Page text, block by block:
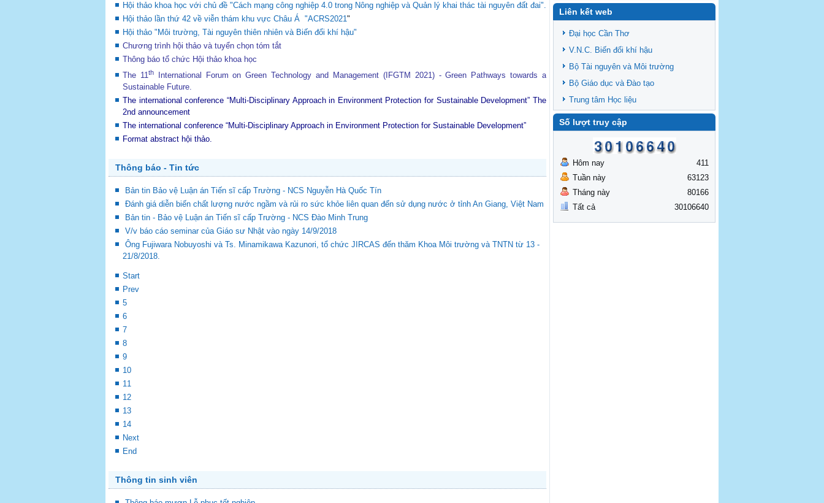
Hội thảo khoa học với chủ đề "Cách mạng công nghiệp 4.0 trong Nông nghiệp và Quản lý khai thác tài nguyên đất đai".
Hội thảo lần thứ 42 về viễn thám khu vực Châu Á "ACRS2021"
Hội thảo "Môi trường, Tài nguyên thiên nhiên và Biến đổi khí hậu"
Chương trình hội thảo và tuyển chọn tóm tắt
Thông báo tổ chức Hội thảo khoa học
The 11thInternational Forum on Green Technology and Management (IFGTM 2021) - Green Pathways towards a
Sustainable Future.
The international conference “Multi-Disciplinary Approach in Environment Protection for Sustainable Development” The
2nd announcement
The international conference “Multi-Disciplinary Approach in Environment Protection for Sustainable Development”
Format abstract hội thảo.
Thông báo - Tin tức
Bản tin Bảo vệ Luận án Tiến sĩ cấp Trường - NCS Nguyễn Hà Quốc Tín
Đánh giá diễn biến chất lượng nước ngầm và rủi ro sức khỏe liên quan đến sử dụng nước ở tỉnh An Giang, Việt Nam
Bản tin - Bảo vệ Luận án Tiến sĩ cấp Trường - NCS Đào Minh Trung
V/v báo cáo seminar của Giáo sư Nhật vào ngày 14/9/2018
Ông Fujiwara Nobuyoshi và Ts. Minamikawa Kazunori, tổ chức JIRCAS đến thăm Khoa Môi trường và TNTN từ 13 -
21/8/2018.
Start
Prev
5
6
7
8
9
10
11
12
13
14
Next
End
Thông tin sinh viên
Liên kết web
Đại học Cần Thơ
V.N.C. Biến đổi khí hậu
Bộ Tài nguyên và Môi trường
Bộ Giáo dục và Đào tạo
Trung tâm Học liệu
Số lượt truy cập
Hôm nay
Tuần này
Tháng này
Tất cả
411
63123
80166
30106640